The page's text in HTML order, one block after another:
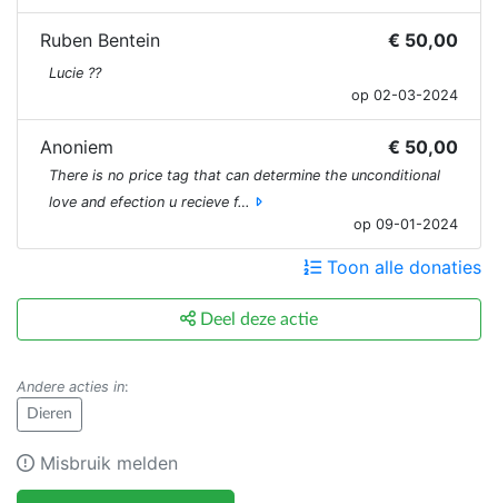
Ruben Bentein € 50,00
Lucie ??
op 02-03-2024
Anoniem € 50,00
There is no price tag that can determine the unconditional
love and efection u recieve f…
op 09-01-2024
Toon alle donaties
Deel deze actie
Andere acties in:
Dieren
Misbruik melden